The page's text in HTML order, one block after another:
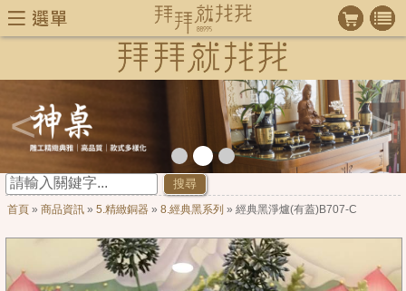
< >
搜尋
首頁» 商品資訊» 5.精緻銅器» 8.經典黑系列 » 經典黑淨爐(有蓋)B707-C